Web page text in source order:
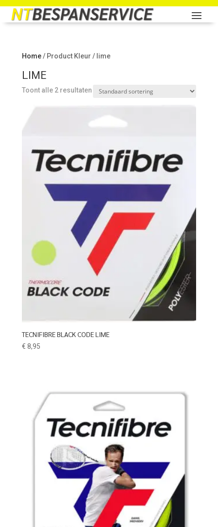
Home/ Product Kleur / lime
LIME
Toont alle 2 resultaten
TECNIFIBRE BLACK CODE LIME
€ 8,95